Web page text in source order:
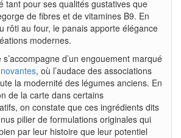
tant pour ses qualités gustatives que
de fibres et de vitamines B9. En
rôti au four, le panais apporte élégance
modernes.
d’un engouement marqué
, où l’audace des associations
la modernité des légumes anciens. En
de la carte dans certains
on constate que ces ingrédients dits
pilier de formulations originales qui
par leur histoire que leur potentiel